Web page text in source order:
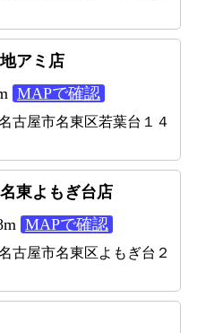
アミ店
MAPで確認
古屋市名東区若葉台１４
東よもぎ台店
MAPで確認
古屋市名東区よもぎ台２